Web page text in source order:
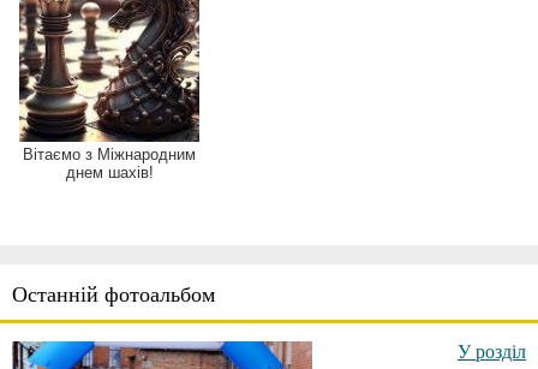
Останній фотоальбом
У розділ
Вітаємо з Міжнародним
днем шахів!